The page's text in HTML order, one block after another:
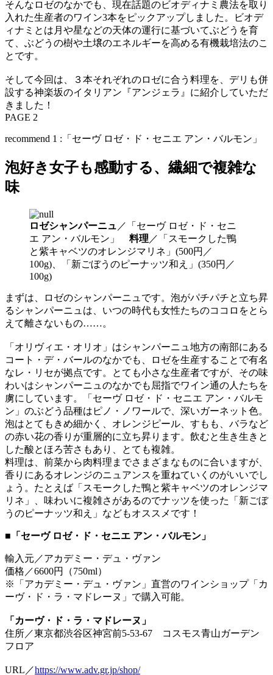
そんなロゼのなかでも、現在話題のビオディナミ農法を取り
入れた生産者のワイン3本をピックアップしました。ビオデ
ィナミとは月や星などの天体の運行に基づいてぶどうを育
て、ぶどうの樹や土壌のエネルギーを高める有機栽培法のこ
とです。
そして今回は、３本それぞれのロゼに合う料理を、デリも併
設する神楽坂のイタリアン『アンジェラ』に紹介していただ
きました！
PAGE 2
recommend 1 :「セーヴ ロゼ・ド・セニエ アン・バルモン」
泡好き女子も感動する、繊細で複雑な
味
ロゼシャンパーニュ ／「セーヴ ロゼ・ド・セニ
エ アン・バルモン」 料理 ／「スモークした鴨
と紫キャベツのオレンジマリネ」(500円／
100g)、「新ごぼうのピーナッツ和え」(350円／
100g)
まずは、ロゼのシャンパーニュです。泡がパチパチと立ち昇
るシャンパーニュは、いつの時代も女性たちのココロをとら
えて離さないもの……。
「オリヴィエ・オリオ」はシャンパーニュ地方の南部にある
コート・デ・バールのなかでも、ロゼを生産することで有名
なレ・リセが拠点です。とても小さな生産者ですが、その味
わいはシャンパーニュのなかでも屈指でワイン通の人たちを
虜にしています。「セーヴ ロゼ・ド・セニエ アン・バルモ
ン」のぶどう品種はピノ・ノワールで、深いガーネット色。
泡はとてもきめ細かく、オレンジピール、すもも、バラなど
の赤い花の香りが重層的に立ち昇ります。飲むと生き生きと
した酸とほろ苦さもあり、とても複雑。
料理は、前菜から肉料理までさまざまなものに合いますが、
香りにあるオレンジのニュアンスを重ねていくのがいいでし
ょう。たとえば「スモークした鴨と紫キャベツのオレンジマ
リネ」、味わいに複雑さがあるのでナッツを使った「新ごぼ
うのピーナッツ和え」などもオススメです！
■「セーヴ ロゼ・ド・セニエ アン・バルモン」
輸入元／アカデミー・デュ・ヴァン
価格／6600円（750ml）
※「アカデミー・デュ・ヴァン」直営のワインショップ「カ
ーヴ・ド・ラ・マドレーヌ」で購入可能。
「カーヴ・ド・ラ・マドレーヌ」
住所／東京都渋谷区神宮前5-53-67 コスモス青山ガーデン
フロア
URL／https://www.adv.gr.jp/shop/